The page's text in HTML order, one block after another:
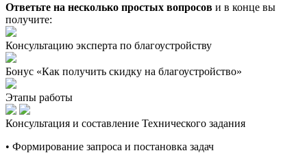
Ответьте на несколько простых вопросов и в конце вы
получите:
Консультацию эксперта по благоустройству
Бонус «Как получить скидку на благоустройство»
Этапы работы
Консультация и составление Технического задания
• Формирование запроса и постановка задач